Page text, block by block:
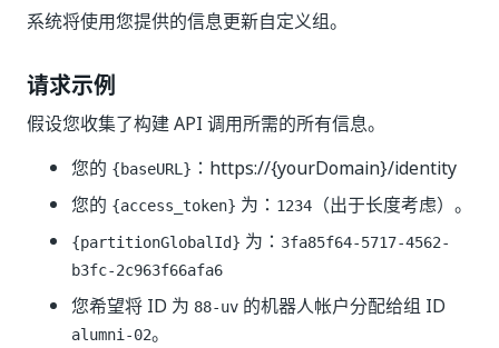
系统将使用您提供的信息更新自定义组。
请求示例
假设您收集了构建 API 调用所需的所有信息。
您的 {baseURL} ： https://{yourDomain}/identity
您的 {access_token} 为： 1234 （出于长度考虑）。
{partitionGlobalId} 为： 3fa85f64-5717-4562-
b3fc-2c963f66afa6
您希望将 ID 为 88-uv 的机器人帐户分配给组 ID
alumni-02。